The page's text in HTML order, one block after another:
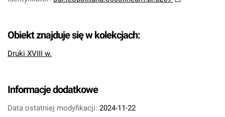
Obiekt znajduje się w kolekcjach:
Druki XVIII w.
Informacje dodatkowe
Data ostatniej modyfikacji: 2024-11-22